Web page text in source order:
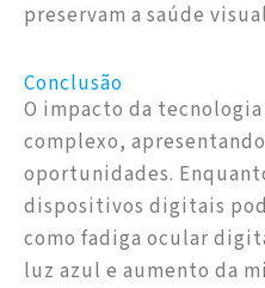
preservam a saúde
Conclusão
O impacto da
complexo,
oportunidades.
dispositivos digitais
como fadiga ocular
luz azul e aumento da